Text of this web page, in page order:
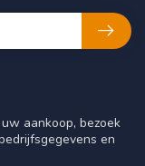
aankoop, bezoek
en